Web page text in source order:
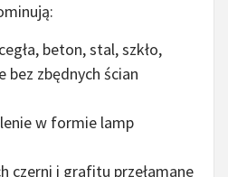
beton, stal, szkło,
zbędnych ścian
w formie lamp
czerni i grafitu przełamane